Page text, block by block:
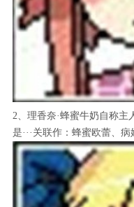
2、理香奈·蜂蜜牛奶自称主
是···关联作：蜂蜜欧蕾、病